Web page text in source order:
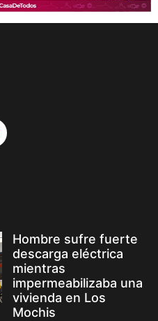
Hombre sufre fuerte
descarga eléctrica
mientras
impermeabilizaba una
vivienda en Los
Mochis